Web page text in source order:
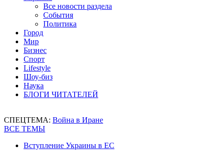
Все новости раздела
События
Политика
Город
Мир
Бизнес
Спорт
Lifestyle
Шоу-биз
Наука
БЛОГИ ЧИТАТЕЛЕЙ
СПЕЦТЕМА: Война в Иране
ВСЕ ТЕМЫ
Вступление Украины в ЕС